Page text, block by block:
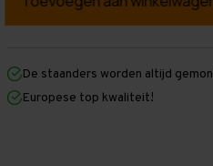
mm
mm
x
800
mm
mm
800
De staanders worden altijd
Europese top kwaliteit!